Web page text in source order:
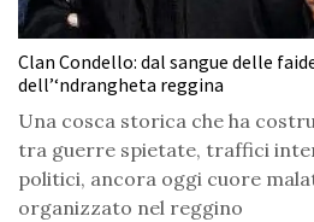
Clan Condello: dal sangue delle
dell’‘ndrangheta reggina
Una cosca storica che ha
tra guerre spietate, traffici
politici, ancora oggi cuore
organizzato nel reggino